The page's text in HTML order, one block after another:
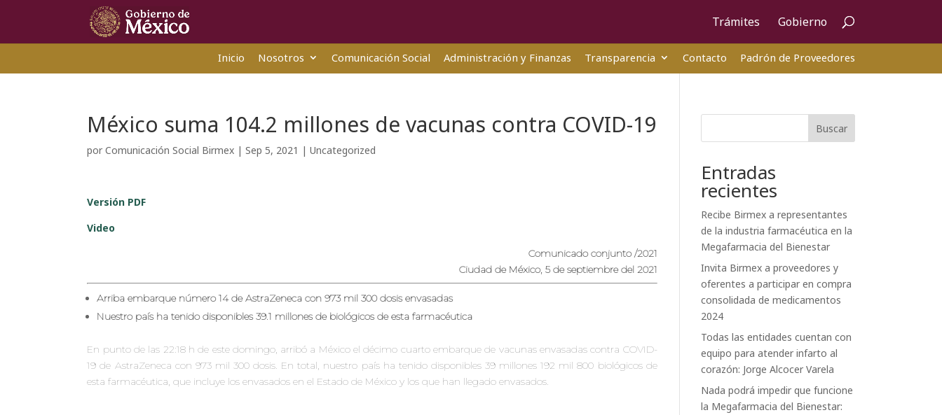
Trámites Gobierno
Inicio Nosotros Comunicación Social Administración y Finanzas Transparencia Contacto Padrón de Proveedores
México suma 104.2 millones de vacunas contra COVID-19
porComunicación Social Birmex |Sep 5, 2021 |Uncategorized
Versión PDF
Video
Comunicado conjunto /2021
Ciudad de México, 5 de septiembre del 2021
Arriba embarque número 14 de AstraZeneca con 973 mil 300 dosis envasadas
Nuestro país ha tenido disponibles 39.1 millones de biológicos de esta farmacéutica
En punto de las 22:18 h de este domingo, arribó a México el décimo cuarto embarque de vacunas envasadas contra COVID-
19 de AstraZeneca con 973 mil 300 dosis. En total, nuestro país ha tenido disponibles 39 millones 192 mil 800 biológicos de
esta farmacéutica, que incluye los envasados en el Estado de México y los que han llegado envasados.
Buscar
Entradas
recientes
Recibe Birmex a representantes
de la industria farmacéutica en la
Megafarmacia del Bienestar
Invita Birmex a proveedores y
oferentes a participar en compra
consolidada de medicamentos
2024
Todas las entidades cuentan con
equipo para atender infarto al
corazón: Jorge Alcocer Varela
Nada podrá impedir que funcione
la Megafarmacia del Bienestar: